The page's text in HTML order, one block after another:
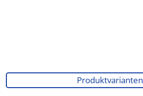
Produktvarianten